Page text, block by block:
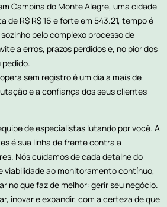
Campina do Monte Alegre, uma cidade
de R$ R$ 16 e forte em 543.21, tempo é
pelo complexo processo de
a erros, prazos perdidos e, no pior dos
pedido.
sem registro é um dia a mais de
e a confiança dos seus clientes
de especialistas lutando por você. A
é sua linha de frente contra a
Nós cuidamos de cada detalhe do
viabilidade ao monitoramento contínuo,
no que faz de melhor: gerir seu negócio.
inovar e expandir, com a certeza de que